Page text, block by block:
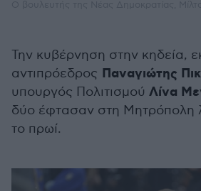
Την κυβέρνηση στην κηδεία,
αντιπρόεδρος Παναγιώτης
υπουργός Πολιτισμού Λίνα
δύο έφτασαν στη Μητρόπολη
το πρωί.